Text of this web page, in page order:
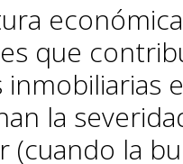
que
inmobiliarias
la
(cuando la